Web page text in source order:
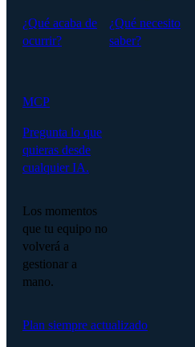
¿Qué acaba de
ocurrir?
¿Qué necesito
saber?
MCP
Pregunta lo que
quieras desde
cualquier IA.
Los momentos
que tu equipo no
volverá a
gestionar a
mano.
Plan siempre actualizado